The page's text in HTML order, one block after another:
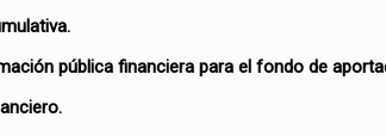
pública financiera para el fondo de